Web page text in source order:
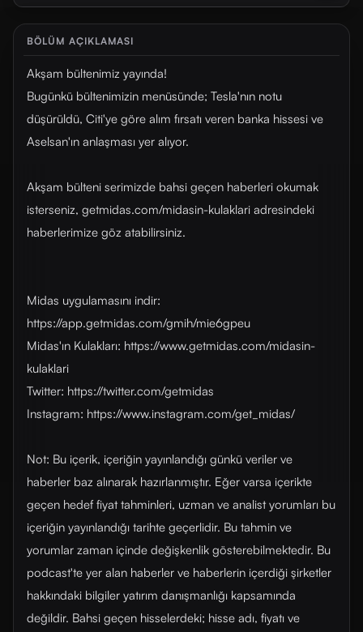
BÖLÜM AÇIKLAMASI
Akşam bültenimiz yayında!
Bugünkü bültenimizin menüsünde; Tesla'nın notu
düşürüldü, Citi'ye göre alım fırsatı veren banka hissesi ve
Aselsan'ın anlaşması yer alıyor.
Akşam bülteni serimizde bahsi geçen haberleri okumak
isterseniz, getmidas.com/midasin-kulaklari adresindeki
haberlerimize göz atabilirsiniz.
Midas uygulamasını indir:
https://app.getmidas.com/gmih/mie6gpeu
Midas'ın Kulakları: https://www.getmidas.com/midasin-
kulaklari
Twitter: https://twitter.com/getmidas
Instagram: https://www.instagram.com/get_midas/
Not: Bu içerik, içeriğin yayınlandığı günkü veriler ve
haberler baz alınarak hazırlanmıştır. Eğer varsa içerikte
geçen hedef fiyat tahminleri, uzman ve analist yorumları bu
içeriğin yayınlandığı tarihte geçerlidir. Bu tahmin ve
yorumlar zaman içinde değişkenlik gösterebilmektedir. Bu
podcast'te yer alan haberler ve haberlerin içerdiği şirketler
hakkındaki bilgiler yatırım danışmanlığı kapsamında
değildir. Bahsi geçen hisselerdeki; hisse adı, fiyatı ve